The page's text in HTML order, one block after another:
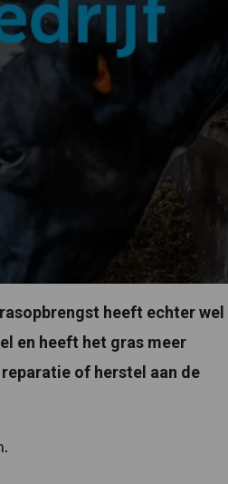
heeft echter wel
en heeft het gras meer
of herstel aan de